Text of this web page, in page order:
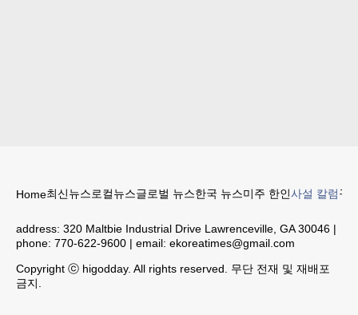
Home최신뉴스로컬뉴스글로벌 뉴스한국 뉴스미주 한인사설 칼럼구
address: 320 Maltbie Industrial Drive Lawrenceville, GA 30046 |
phone: 770-622-9600 | email: ekoreatimes@gmail.com
Copyright ⓒ higodday. All rights reserved. 무단 전재 및 재배포
금지.